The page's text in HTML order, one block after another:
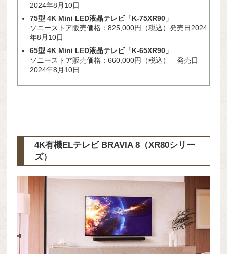
2024年8月10日
75型 4K Mini LED液晶テレビ「K-75XR90」
ソニーストア販売価格：825,000円（税込）発売日2024
年8月10日
65型 4K Mini LED液晶テレビ「K-65XR90」
ソニーストア販売価格：660,000円（税込） 発売日
2024年8月10日
4K有機ELテレビ BRAVIA 8（XR80シリー
ズ）